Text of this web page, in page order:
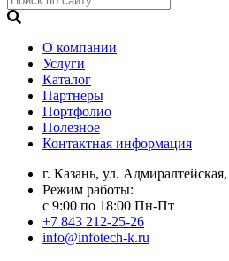
О компании
Услуги
Каталог
Партнеры
Портфолио
Полезное
Контактная информация
г. Казань, ул.
Режим работы:
с 9:00 по 18:00 Пн-Пт
+7 843 212-25-26
info@infotech-k.ru